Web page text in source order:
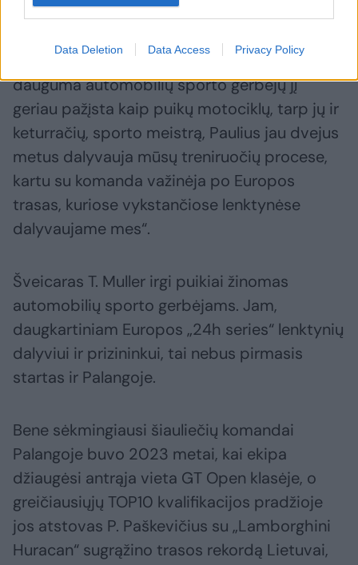
Data Deletion Data Access Privacy Policy
Deividą Jocių, tačiau Paulius, regis, jau
– sako A. Butkevičius. – Nepaisant, jog
dauguma automobilių sporto gerbėjų jį
geriau pažįsta kaip puikų motociklų, tarp jų ir
keturračių, sporto meistrą, Paulius jau dvejus
metus dalyvauja mūsų treniruočių procese,
kartu su komanda važinėja po Europos
trasas, kuriose vykstančiose lenktynėse
dalyvaujame mes“.
Šveicaras T. Muller irgi puikiai žinomas
automobilių sporto gerbėjams. Jam,
daugkartiniam Europos „24h series“ lenktynių
dalyviui ir prizininkui, tai nebus pirmasis
startas ir Palangoje.
Bene sėkmingiausi šiauliečių komandai
Palangoje buvo 2023 metai, kai ekipa
džiaugėsi antrąja vieta GT Open klasėje, o
greičiausiųjų TOP10 kvalifikacijos pradžioje
jos atstovas P. Paškevičius su „Lamborghini
Huracan“ sugrąžino trasos rekordą Lietuvai,